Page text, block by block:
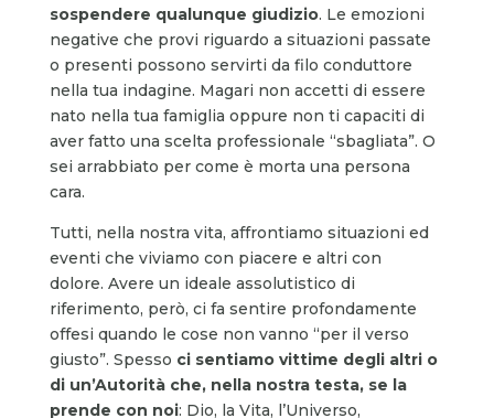
sospendere qualunque giudizio. Le emozioni
negative che provi riguardo a situazioni passate
o presenti possono servirti da filo conduttore
nella tua indagine. Magari non accetti di essere
nato nella tua famiglia oppure non ti capaciti di
aver fatto una scelta professionale “sbagliata”. O
sei arrabbiato per come è morta una persona
cara.
Tutti, nella nostra vita, affrontiamo situazioni ed
eventi che viviamo con piacere e altri con
dolore. Avere un ideale assolutistico di
riferimento, però, ci fa sentire profondamente
offesi quando le cose non vanno “per il verso
giusto”. Spesso ci sentiamo vittime degli altri o
di un’Autorità che, nella nostra testa, se la
prende con noi: Dio, la Vita, l’Universo,